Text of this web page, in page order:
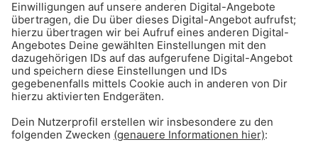
Mehr rund um 089Kult: